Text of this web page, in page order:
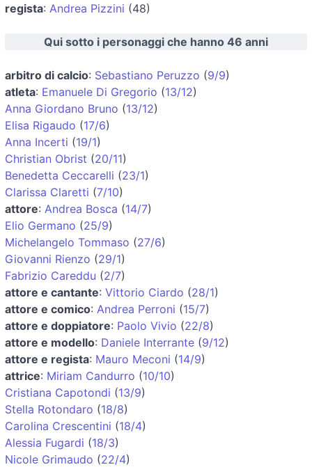
regista: Andrea Pizzini (48)
Qui sotto i personaggi che hanno 46 anni
arbitro di calcio: Sebastiano Peruzzo (9/9)
atleta: Emanuele Di Gregorio (13/12)
Anna Giordano Bruno (13/12)
Elisa Rigaudo (17/6)
Anna Incerti (19/1)
Christian Obrist (20/11)
Benedetta Ceccarelli (23/1)
Clarissa Claretti (7/10)
attore: Andrea Bosca (14/7)
Elio Germano (25/9)
Michelangelo Tommaso (27/6)
Giovanni Rienzo (29/1)
Fabrizio Careddu (2/7)
attore e cantante: Vittorio Ciardo (28/1)
attore e comico: Andrea Perroni (15/7)
attore e doppiatore: Paolo Vivio (22/8)
attore e modello: Daniele Interrante (9/12)
attore e regista: Mauro Meconi (14/9)
attrice: Miriam Candurro (10/10)
Cristiana Capotondi (13/9)
Stella Rotondaro (18/8)
Carolina Crescentini (18/4)
Alessia Fugardi (18/3)
Nicole Grimaudo (22/4)